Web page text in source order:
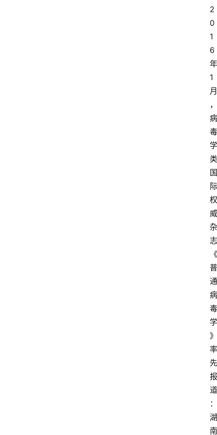
2
0
1
6
年
1
月
，
病
毒
学
类
国
际
权
威
杂
志
《
普
通
病
毒
学
》
率
先
报
道
：
湖
南